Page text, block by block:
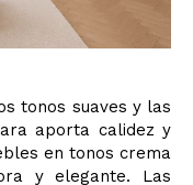
tonos suaves y las
aporta calidez y
en tonos crema
y elegante. Las